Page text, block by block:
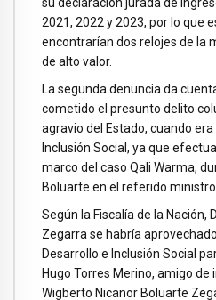
su declaración jurada de
2021, 2022 y 2023, por lo que
encontrarían dos relojes de la
de alto valor.
La segunda denuncia da
cometido el presunto delito
agravio del Estado, cuando
Inclusión Social, ya que
marco del caso Qali Warma,
Boluarte en el referido ministro.
Según la Fiscalía de la Nación,
Zegarra se habría
Desarrollo e Inclusión Social
Hugo Torres Merino, amigo
Wigberto Nicanor Boluarte